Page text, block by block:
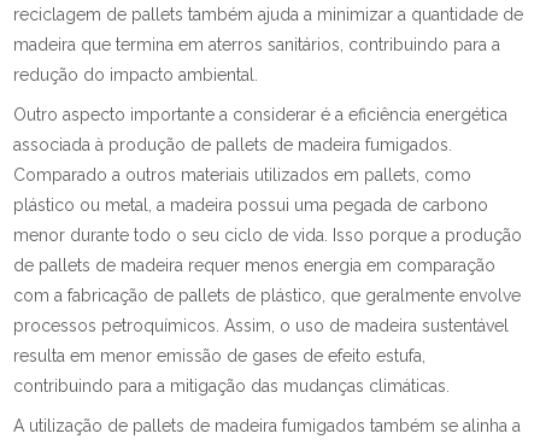
reciclagem de pallets também ajuda a minimizar a quantidade de
madeira que termina em aterros sanitários, contribuindo para a
redução do impacto ambiental.
Outro aspecto importante a considerar é a eficiência energética
associada à produção de pallets de madeira fumigados.
Comparado a outros materiais utilizados em pallets, como
plástico ou metal, a madeira possui uma pegada de carbono
menor durante todo o seu ciclo de vida. Isso porque a produção
de pallets de madeira requer menos energia em comparação
com a fabricação de pallets de plástico, que geralmente envolve
processos petroquímicos. Assim, o uso de madeira sustentável
resulta em menor emissão de gases de efeito estufa,
contribuindo para a mitigação das mudanças climáticas.
A utilização de pallets de madeira fumigados também se alinha a